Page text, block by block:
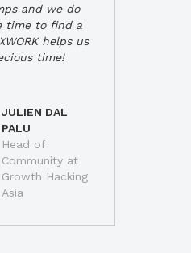
and we do
time to find a
helps us
time!
JULIEN DAL
PALU
Head of
Community at
Growth Hacking
Asia